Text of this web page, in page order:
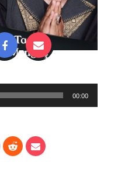
00:00